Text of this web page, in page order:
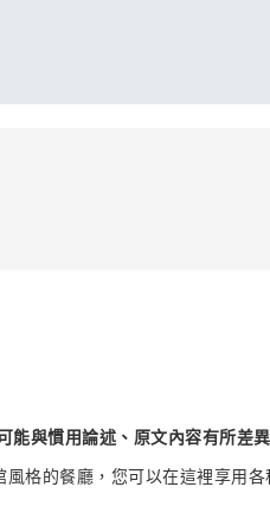
能與慣用論述、原文內容有所差
格的餐廳，您可以在這裡享用各